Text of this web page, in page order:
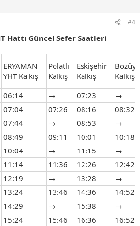
#4
Hattı Güncel Sefer Saatleri
ERYAMAN
YHT Kalkış
Polatlı
Kalkış
Eskişehir
Kalkış
Kalkış
06:14 → 07:23
→
07:04 07:26 08:16
08:32
07:44 → 08:53
→
08:49 09:11 10:01
10:18
10:04 → 11:15
→
11:14 11:36 12:26
12:42
12:19 → 13:28
→
13:24 13:46 14:36
14:52
14:29 → 15:38
→
15:24 15:46 16:36
16:52